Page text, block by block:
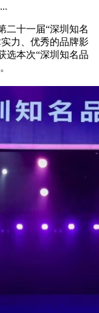
二十一届“深圳知名
力、优秀的品牌影
选本次“深圳知名品